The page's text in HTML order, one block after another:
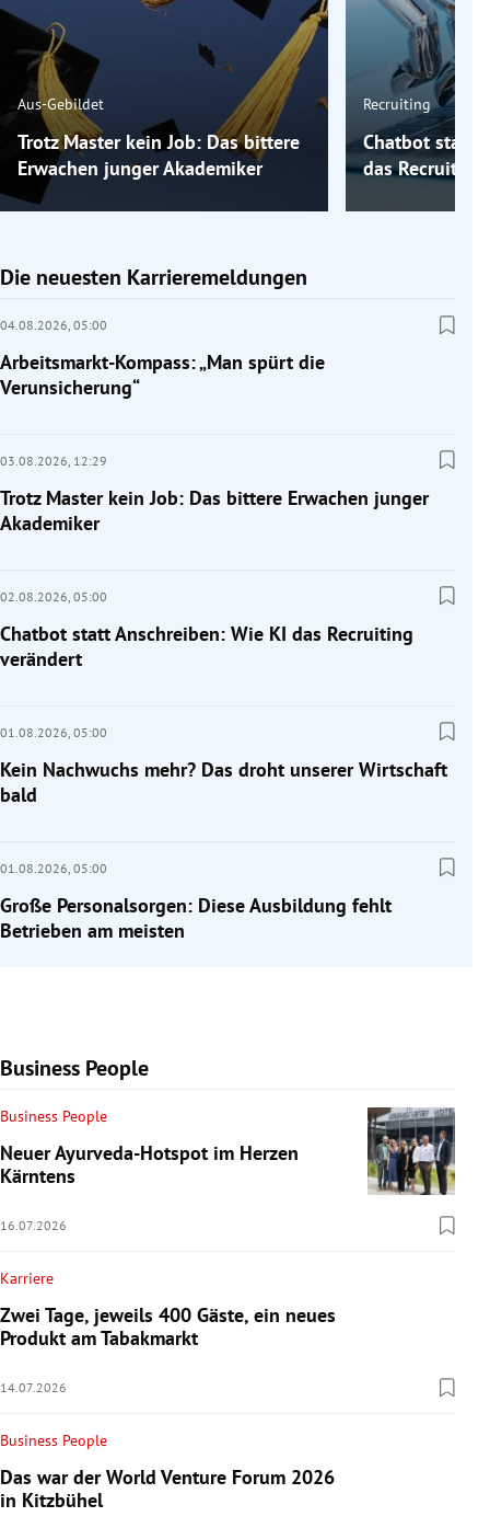
Aus-Gebildet
Trotz Master kein Job: Das bittere
Erwachen junger Akademiker
Recruiting
Chatbot statt
das
Die neuesten Karrieremeldungen
04.08.2026, 05:00
Arbeitsmarkt-Kompass: „Man spürt die
Verunsicherung“
03.08.2026, 12:29
Trotz Master kein Job: Das bittere Erwachen junger
Akademiker
02.08.2026, 05:00
Chatbot statt Anschreiben: Wie KI das Recruiting
verändert
01.08.2026, 05:00
Kein Nachwuchs mehr? Das droht unserer Wirtschaft
bald
01.08.2026, 05:00
Große Personalsorgen: Diese Ausbildung fehlt
Betrieben am meisten
Business People
Business People
Neuer Ayurveda-Hotspot im Herzen
Kärntens
16.07.2026
Karriere
Zwei Tage, jeweils 400 Gäste, ein neues
Produkt am Tabakmarkt
14.07.2026
Business People
Das war der World Venture Forum 2026
in Kitzbühel